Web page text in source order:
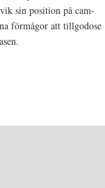
sin position på cam-
förmågor att tillgodose